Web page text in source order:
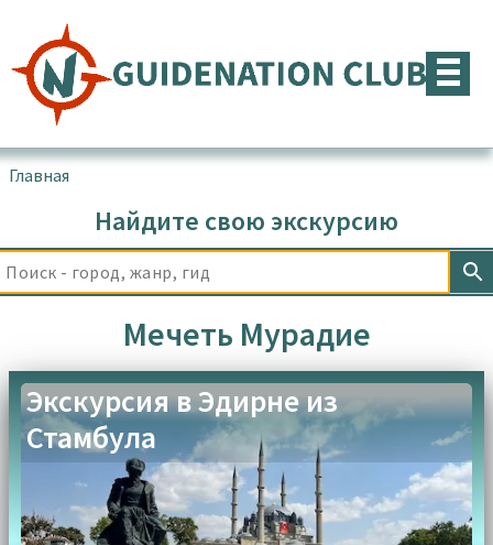
содержимому
Главная
Найдите свою экскурсию
Мечеть Мурадие
Экскурсия в Эдирне из
Стамбула